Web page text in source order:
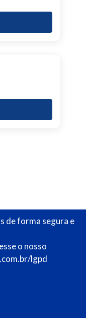
de forma segura e
o nosso
lgpd